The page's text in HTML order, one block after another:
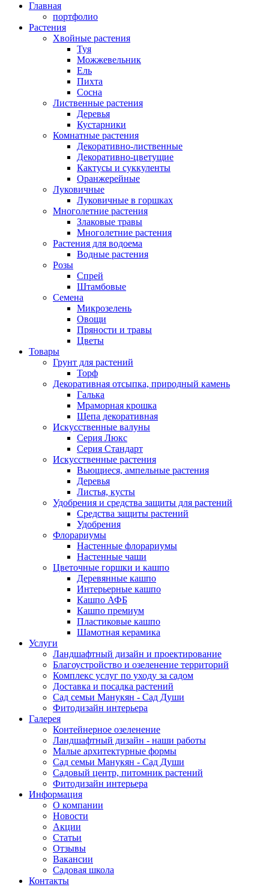
Главная
портфолио
Растения
Хвойные растения
Туя
Можжевельник
Ель
Пихта
Сосна
Лиственные растения
Деревья
Кустарники
Комнатные растения
Декоративно-лиственные
Декоративно-цветущие
Кактусы и суккуленты
Оранжерейные
Луковичные
Луковичные в горшках
Многолетние растения
Злаковые травы
Многолетние растения
Растения для водоема
Водные растения
Розы
Спрей
Штамбовые
Семена
Микрозелень
Овощи
Пряности и травы
Цветы
Товары
Грунт для растений
Торф
Декоративная отсыпка, природный камень
Галька
Мраморная крошка
Щепа декоративная
Искусственные валуны
Серия Люкс
Серия Стандарт
Искусственные растения
Вьющиеся, ампельные растения
Деревья
Листья, кусты
Удобрения и средства защиты для растений
Средства защиты растений
Удобрения
Флорариумы
Настенные флорариумы
Настенные чаши
Цветочные горшки и кашпо
Деревянные кашпо
Интерьерные кашпо
Кашпо АФБ
Кашпо премиум
Пластиковые кашпо
Шамотная керамика
Услуги
Ландшафтный дизайн и проектирование
Благоустройство и озеленение территорий
Комплекс услуг по уходу за садом
Доставка и посадка растений
Сад семьи Манукян - Сад Души
Фитодизайн интерьера
Галерея
Контейнерное озеленение
Ландшафтный дизайн - наши работы
Малые архитектурные формы
Сад семьи Манукян - Сад Души
Садовый центр, питомник растений
Фитодизайн интерьера
Информация
О компании
Новости
Акции
Статьи
Отзывы
Вакансии
Садовая школа
Контакты